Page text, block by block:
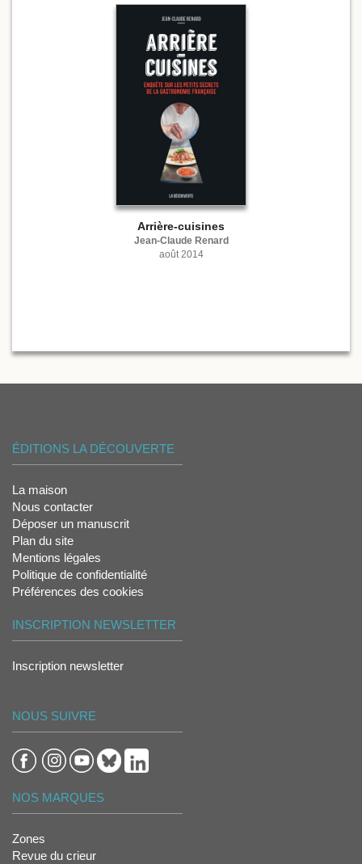
Arrière-cuisines
Jean-Claude Renard
août 2014
ÉDITIONS LA DÉCOUVERTE
La maison
Nous contacter
Déposer un manuscrit
Plan du site
Mentions légales
Politique de confidentialité
Préférences des cookies
INSCRIPTION NEWSLETTER
Inscription newsletter
NOUS SUIVRE
NOS MARQUES
Zones
Revue du crieur